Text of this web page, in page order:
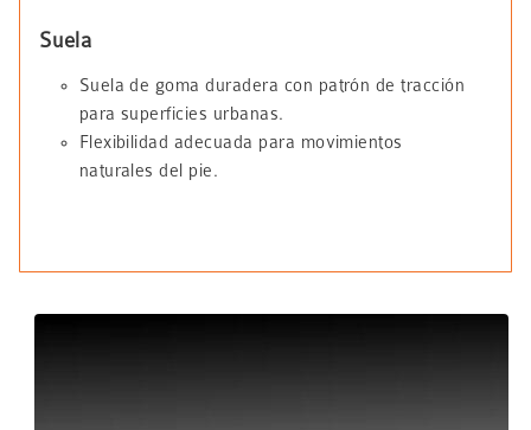
Suela
Suela de goma duradera con patrón de tracción
para superficies urbanas.
Flexibilidad adecuada para movimientos
naturales del pie.